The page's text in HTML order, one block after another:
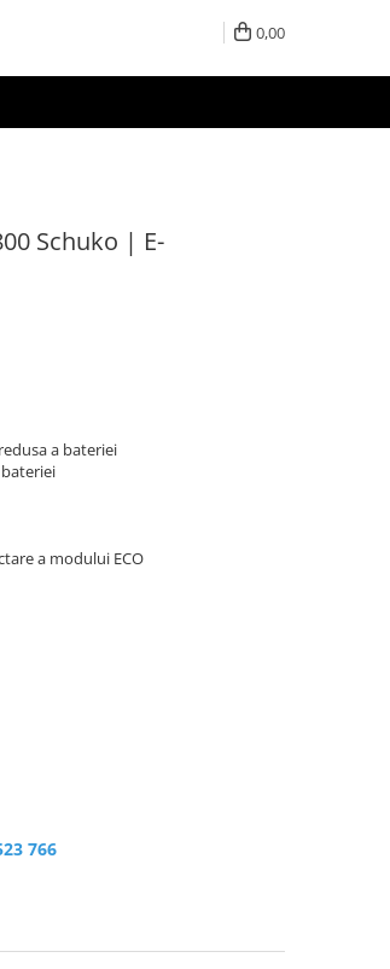
0,00
Schuko | E-
a bateriei
a modului ECO
766